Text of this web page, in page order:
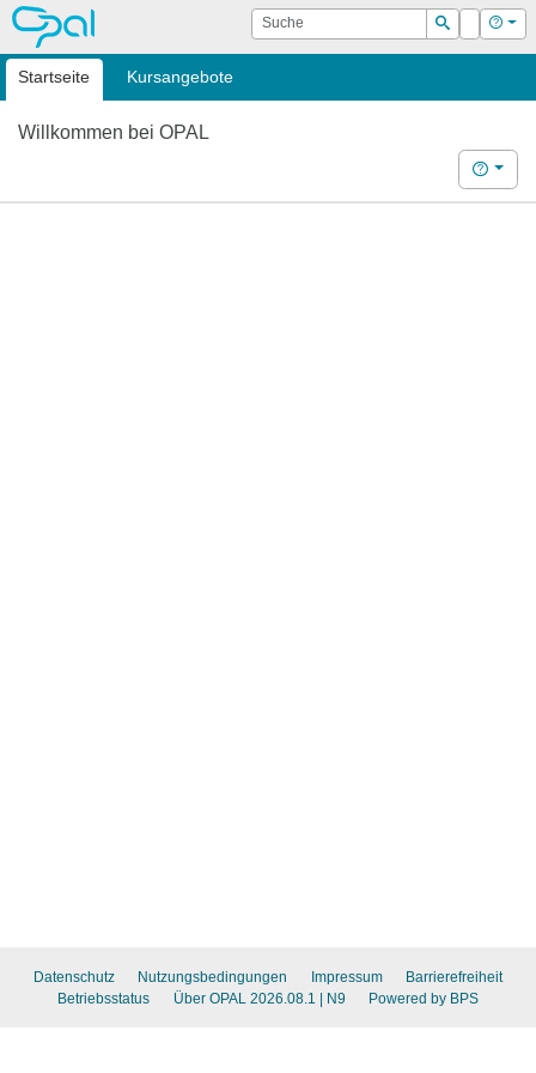
OPAL Suche
Suchen
Login Hilfe
Startseite Kursangebote
Willkommen bei OPAL
Hilfe
Datenschutz Nutzungsbedingungen Impressum
Barrierefreiheit
Betriebsstatus
Über OPAL 2026.08.1 | N9 Powered by BPS